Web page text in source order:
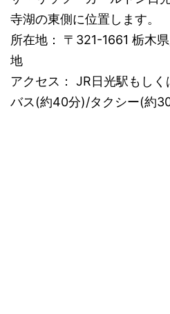
寺湖の東側に位置します。
所在地： 〒321-1661 栃木
地
アクセス： JR日光駅もし
バス(約40分)/タクシー(約